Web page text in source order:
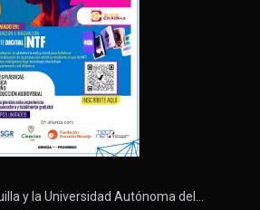
y la Universidad Autónoma del…